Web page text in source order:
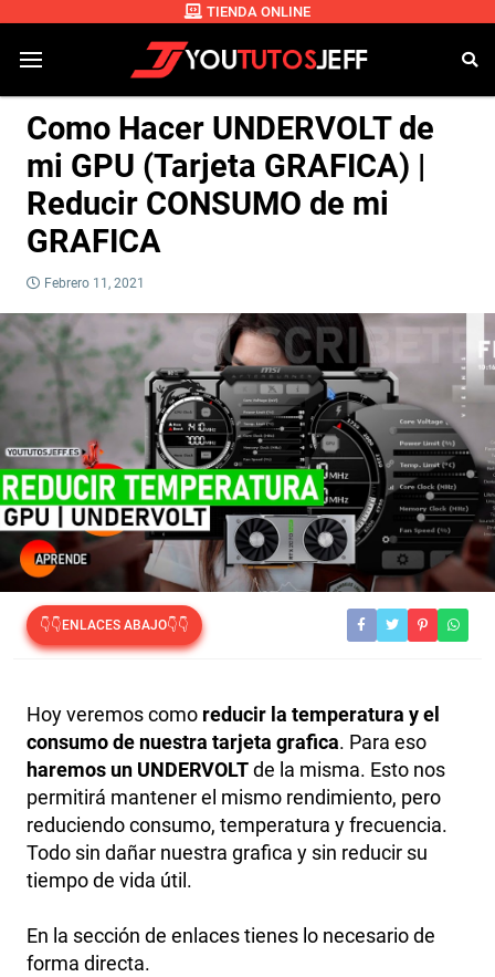
TIENDA ONLINE
Como Hacer UNDERVOLT de
mi GPU (Tarjeta GRAFICA) |
Reducir CONSUMO de mi
GRAFICA
Febrero 11, 2021
👇👇ENLACES ABAJO👇👇
Hoy veremos como reducir la temperatura y el
consumo de nuestra tarjeta grafica. Para eso
haremos un UNDERVOLTde la misma. Esto nos
permitirá mantener el mismo rendimiento, pero
reduciendo consumo, temperatura y frecuencia.
Todo sin dañar nuestra grafica y sin reducir su
tiempo de vida útil.
En la sección de enlaces tienes lo necesario de
forma directa.